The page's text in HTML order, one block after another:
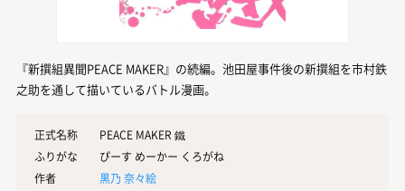
『新撰組異聞PEACE MAKER』の続編。池田屋事件後の新撰組を市村鉄
之助を通して描いているバトル漫画。
正式名称
PEACE MAKER 鐵
ふりがな
ぴーす めーかー くろがね
作者
黒乃 奈々絵